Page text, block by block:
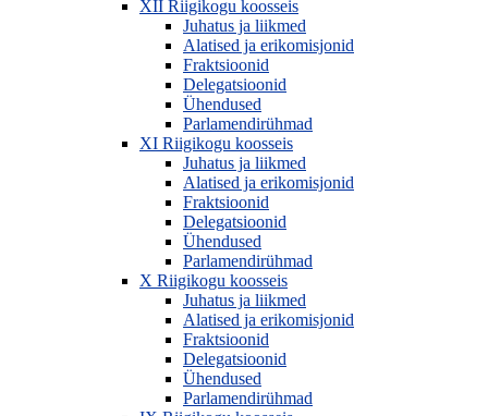
XII Riigikogu koosseis
Juhatus ja liikmed
Alatised ja erikomisjonid
Fraktsioonid
Delegatsioonid
Ühendused
Parlamendirühmad
XI Riigikogu koosseis
Juhatus ja liikmed
Alatised ja erikomisjonid
Fraktsioonid
Delegatsioonid
Ühendused
Parlamendirühmad
X Riigikogu koosseis
Juhatus ja liikmed
Alatised ja erikomisjonid
Fraktsioonid
Delegatsioonid
Ühendused
Parlamendirühmad